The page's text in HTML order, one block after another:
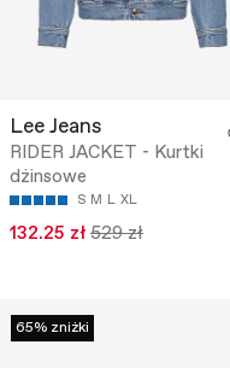
Lee Jeans
RIDER JACKET - Kurtki
dżinsowe
S M L XL
132.25 zł 529 zł
65% zniżki